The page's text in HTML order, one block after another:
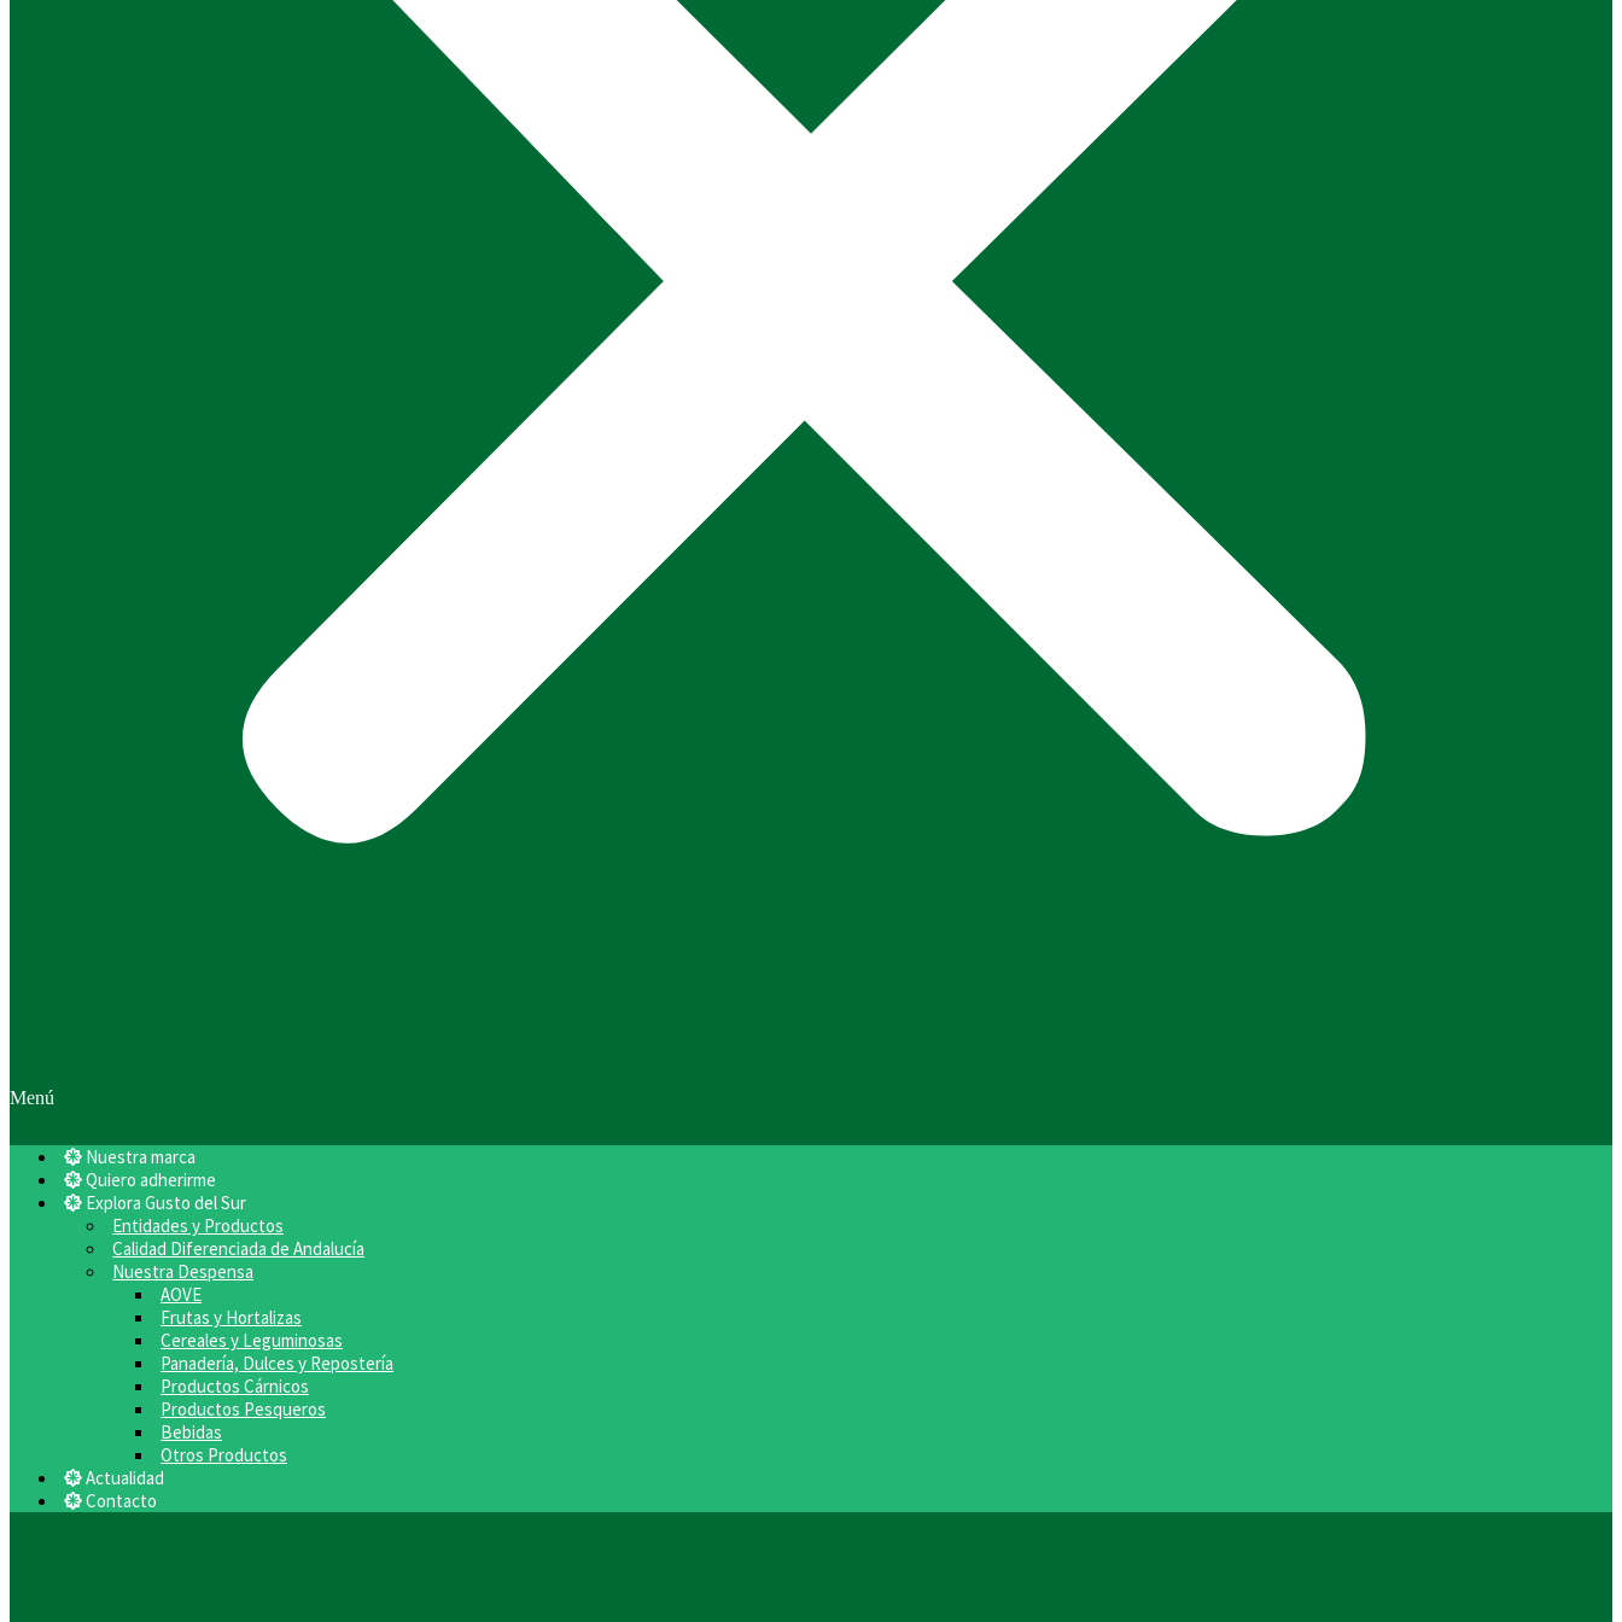
Menú
Nuestra marca
Quiero adherirme
Explora Gusto del Sur
Entidades y Productos
Calidad Diferenciada de Andalucía
Nuestra Despensa
AOVE
Frutas y Hortalizas
Cereales y Leguminosas
Panadería, Dulces y Repostería
Productos Cárnicos
Productos Pesqueros
Bebidas
Otros Productos
Actualidad
Contacto